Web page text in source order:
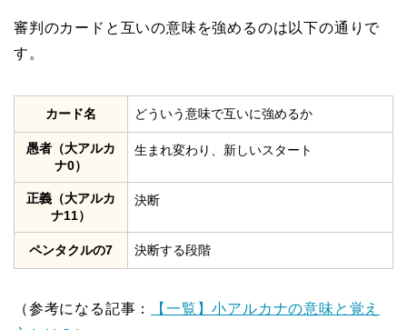
審判のカードと互いの意味を強めるのは以下の通りで
す。
カード名 どういう意味で互いに強めるか
愚者（大アルカ
ナ0）
生まれ変わり、新しいスタート
正義（大アルカ
ナ11）
決断
ペンタクルの7 決断する段階
（参考になる記事：
【一覧】小アルカナの意味と覚え